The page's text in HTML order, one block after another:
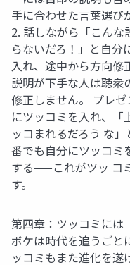
手に合わせた言葉選び
2. 話しながら「こんな
らないだろ！」と自分
入れ、途中から方向修
説明が下手な人は聴衆
修正しません。 プレ
にツッコミを入れ、「
ッコまれるだろう な
番でも自分にツッコミ
する——これがツッ コ
す。
第四章：ツッコミには
ボケは時代を追うごと
ッコミもまた進化を遂